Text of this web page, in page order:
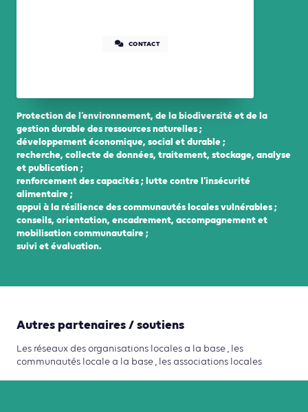
CONTACT
Protection de l’environnement, de la biodiversité et de la
gestion durable des ressources naturelles ;
développement économique, social et durable ;
recherche, collecte de données, traitement, stockage, analyse
et publication ;
renforcement des capacités ; lutte contre l’insécurité
alimentaire ;
appui à la résilience des communautés locales vulnérables ;
conseils, orientation, encadrement, accompagnement et
mobilisation communautaire ;
suivi et évaluation.
Autres partenaires / soutiens
Les réseaux des organisations locales a la base , les
communautés locale a la base , les associations locales